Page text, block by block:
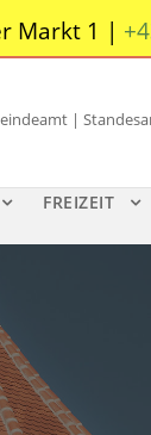
Markt 1 |
|
FREIZEIT